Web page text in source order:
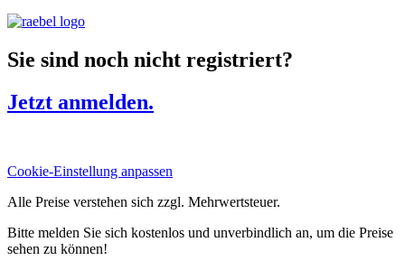
Sie sind noch nicht registriert?
Jetzt anmelden.
Cookie-Einstellung anpassen
Alle Preise verstehen sich zzgl. Mehrwertsteuer.
Bitte melden Sie sich kostenlos und unverbindlich an, um die Preise
sehen zu können!